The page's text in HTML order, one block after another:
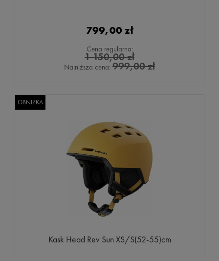
799,00 zł
Cena regularna:
1 150,00 zł
Najniższa cena: 999,00 zł
Kask Head Rev Sun XS/S(52-55)cm
OBNIŻKA